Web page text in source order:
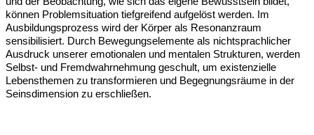
können Problemsituation tiefgreifend aufgelöst werden. Im
Ausbildungsprozess wird der Körper als Resonanzraum
sensibilisiert. Durch Bewegungselemente als nichtsprachlicher
Ausdruck unserer emotionalen und mentalen Strukturen, werden
Selbst- und Fremdwahrnehmung geschult, um existenzielle
Lebensthemen zu transformieren und Begegnungsräume in der
Seinsdimension zu erschließen.